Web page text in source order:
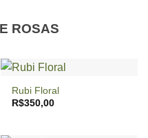
ROSAS
Rubi Floral
R$350,00